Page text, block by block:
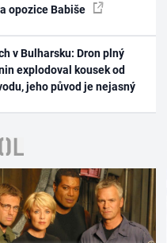
opozice Babiše
v Bulharsku: Dron plný
explodoval kousek od
jeho původ je nejasný